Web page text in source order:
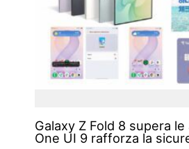
Galaxy Z Fold 8 supera
One UI 9 rafforza la